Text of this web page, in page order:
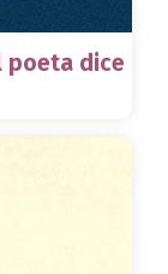
poeta dice